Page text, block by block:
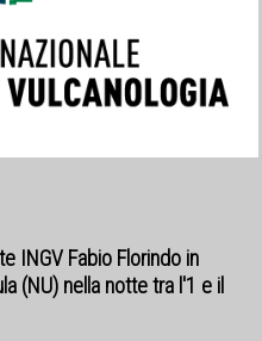
INGV Fabio Florindo in
(NU) nella notte tra l'1 e il